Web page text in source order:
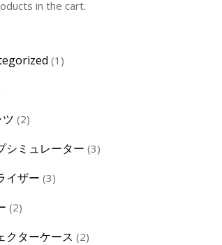
in the cart.
1 1
22
シミュレーター 33
イザー 33
22
クターケース 22